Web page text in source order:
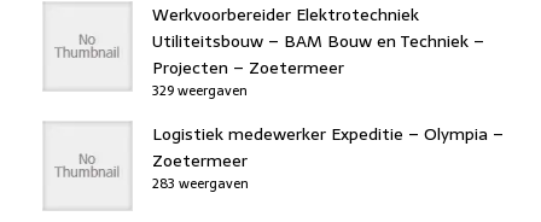
Werkvoorbereider Elektrotechniek
Utiliteitsbouw – BAM Bouw en Techniek –
Projecten – Zoetermeer
329 weergaven
Logistiek medewerker Expeditie – Olympia –
Zoetermeer
283 weergaven